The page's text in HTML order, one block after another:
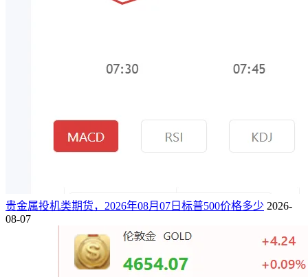
贵金属投机类期货，2026年08月07日标普500价格多少 2026-
08-07